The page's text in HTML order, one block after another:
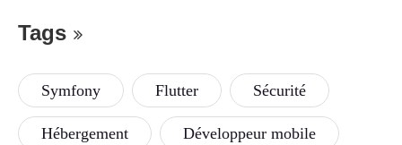
Tags
Symfony Flutter Sécurité
Hébergement Développeur mobile